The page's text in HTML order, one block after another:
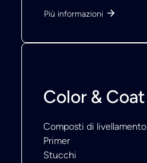
Più informazioni
Color & Coat
Composti di livellamento
Primer
Stucchi